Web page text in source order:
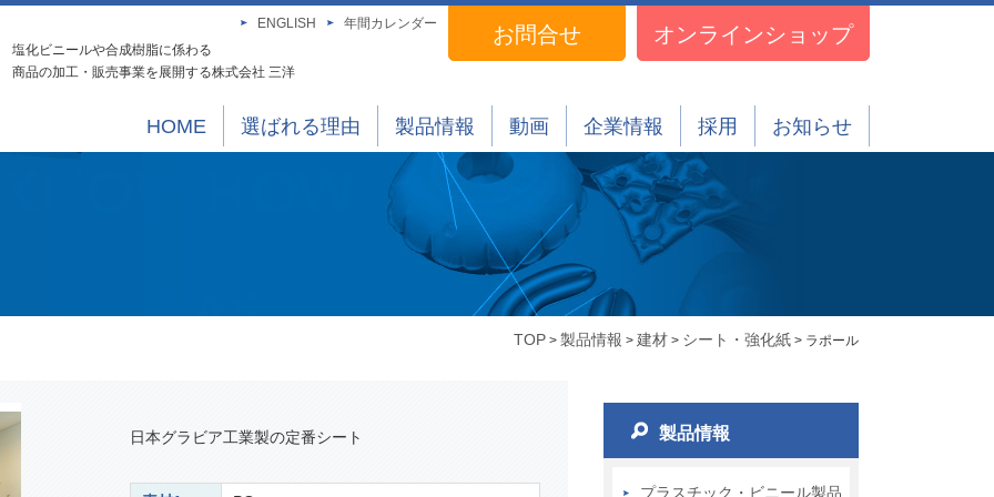
ENGLISH 年間カレンダー お問合せ オンラインショップ
塩化ビニールや合成樹脂に係わる
商品の加工・販売事業を展開する株式会社 三洋
HOME 選ばれる理由 製品情報 動画 企業情報 採用 お知らせ
TOP > 製品情報 > 建材 > シート・強化紙 > ラポール
日本グラビア工業製の定番シート 製品情報
プラスチック・ビニール製品